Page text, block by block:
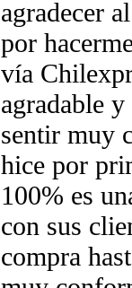
agradecer
por
vía
agradable
sentir muy
hice por
100% es
con sus
compra